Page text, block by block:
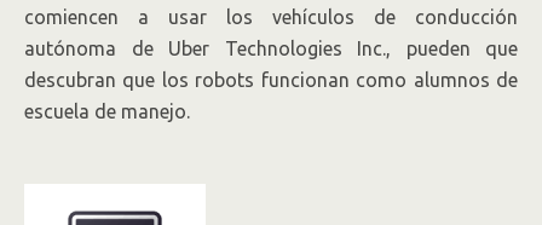
comiencen a usar los vehículos de conducción
autónoma de Uber Technologies Inc., pueden que
descubran que los robots funcionan como alumnos de
escuela de manejo.